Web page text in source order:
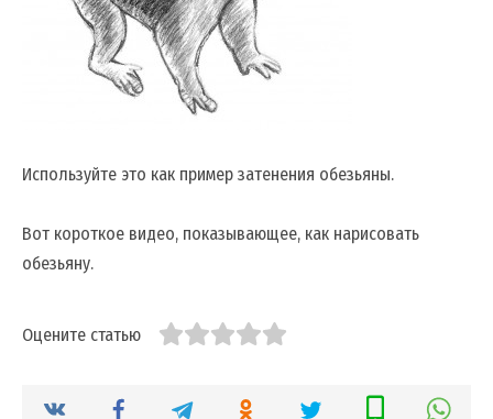
Используйте это как пример затенения обезьяны.
Вот короткое видео, показывающее, как нарисовать
обезьяну.
Оцените статью